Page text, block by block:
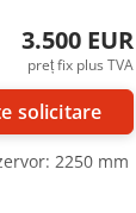
3.500 EUR
preț fix plus TVA
solicitare
2250 mm